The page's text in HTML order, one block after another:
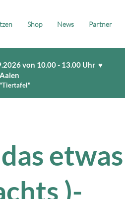
Shop News Partner
von 10.00 - 13.00 Uhr ♥
etwas
)-